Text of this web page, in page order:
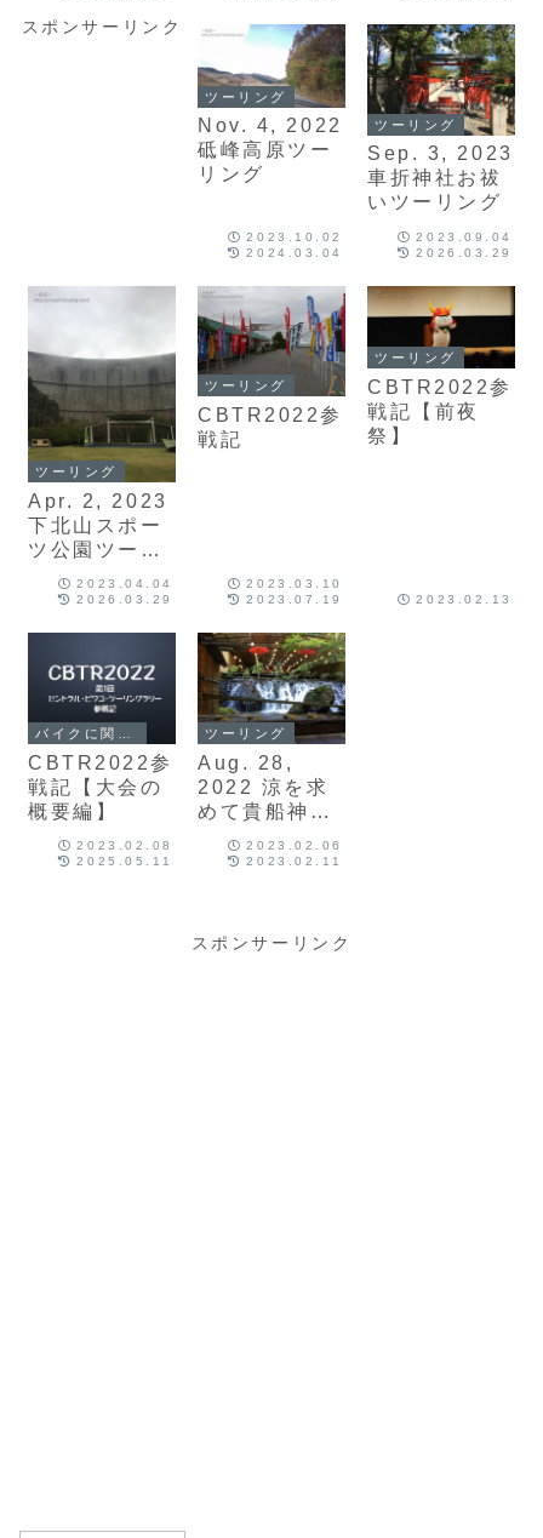
スポンサーリンク
ツーリング
Nov. 4, 2022
砥峰高原ツー
リング
2023.10.02
2024.03.04
ツーリング
Sep. 3, 2023
車折神社お祓
いツーリング
2023.09.04
2026.03.29
ツーリング
Apr. 2, 2023
下北山スポー
ツ公園ツーリ
ング
2023.04.04
2026.03.29
ツーリング
CBTR2022参
戦記
2023.03.10
2023.07.19
ツーリング
CBTR2022参
戦記【前夜
祭】
2023.02.13
CBTR2022参
戦記【大会の
概要編】
2023.02.08
2025.05.11
ツーリング
Aug. 28,
2022 涼を求
めて貴船神社
へツーリング
2023.02.06
2023.02.11
スポンサーリンク